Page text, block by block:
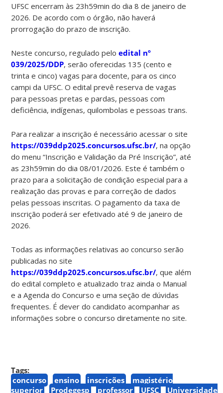
UFSC encerram às 23h59min do dia 8 de janeiro de
2026. De acordo com o órgão, não haverá
prorrogação do prazo de inscrição.
Neste concurso, regulado peloedital nº
039/2025/DDP, serão oferecidas 135 (cento e
trinta e cinco) vagas para docente, para os cinco
campi da UFSC. O edital prevê reserva de vagas
para pessoas pretas e pardas, pessoas com
deficiência, indígenas, quilombolas e pessoas trans.
Para realizar a inscrição é necessário acessar o site
https://039ddp2025.concursos.ufsc.br/, na opção
do menu “Inscrição e Validação da Pré Inscrição”, até
as 23h59min do dia 08/01/2026. Este é também o
prazo para a solicitação de condição especial para a
realização das provas e para correção de dados
pelas pessoas inscritas. O pagamento da taxa de
inscrição poderá ser efetivado até 9 de janeiro de
2026.
Todas as informações relativas ao concurso serão
publicadas no site
https://039ddp2025.concursos.ufsc.br/, que além
do edital completo e atualizado traz ainda o Manual
e a Agenda do Concurso e uma seção de dúvidas
frequentes. É dever do candidato acompanhar as
informações sobre o concurso diretamente no site.
Tags:
concurso
ensino inscrições
magistério
superior
Prodegesp professor UFSC
Universidade